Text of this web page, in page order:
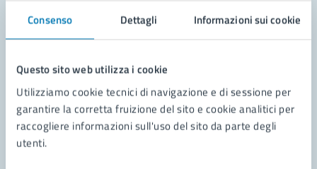
Consenso Dettagli Informazioni sui cookie
Questo sito web utilizza i cookie
Utilizziamo cookie tecnici di navigazione e di sessione per
garantire la corretta fruizione del sito e cookie analitici per
raccogliere informazioni sull'uso del sito da parte degli
utenti.
Leggi le domande frequenti
Richiedi assistenza
Prenota appuntamento
Problemi in città